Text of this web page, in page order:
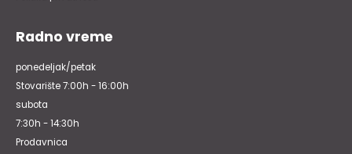
Radno vreme
ponedeljak/petak
Stovarište 7:00h - 16:00h
subota
7:30h - 14:30h
Prodavnica